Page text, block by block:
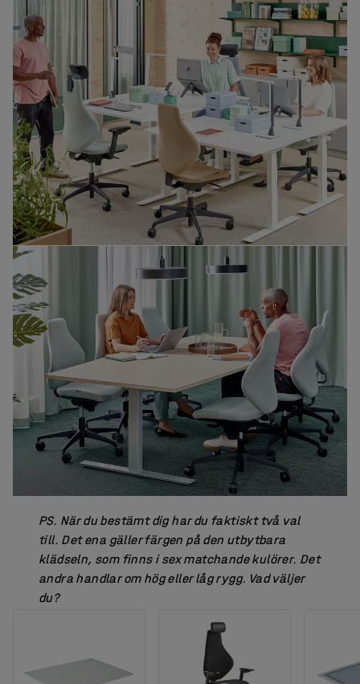
PS. När du bestämt dig har du faktiskt två val
till. Det ena gäller färgen på den utbytbara
klädseln, som finns i sex matchande kulörer. Det
andra handlar om hög eller låg rygg. Vad väljer
du?